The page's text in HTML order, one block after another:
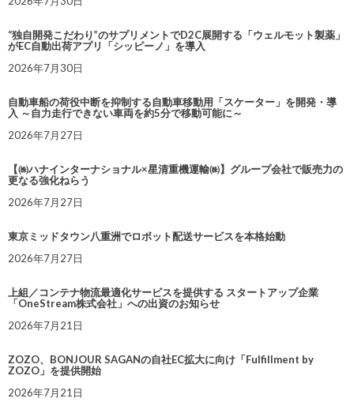
“独自開発こだわり”のサプリメントでD2C展開する「ウェルモット製薬」
がEC自動出荷アプリ「シッピーノ」を導入
2026年7月30日
自動車船の荷役中断を抑制する自動車移動用「スケーター」を開発・導
入 ～自力走行できない車両を約5分で移動可能に～
2026年7月27日
【㈱ハナインターナショナル×星清重機運輸㈱】グループ会社で販売力の
更なる強化ねらう
2026年7月27日
東京ミッドタウン八重洲でロボット配送サービスを本格始動
2026年7月27日
上組／コンテナ物流最適化サービスを提供する スタートアップ企業
「OneStream株式会社」への出資のお知らせ
2026年7月21日
ZOZO、BONJOUR SAGANの自社EC拡大に向け「Fulfillment by
ZOZO」を提供開始
2026年7月21日